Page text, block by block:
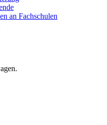
an Fachschulen